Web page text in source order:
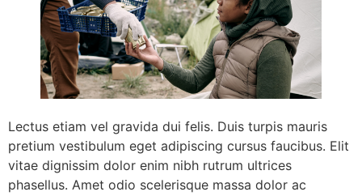
Lectus etiam vel gravida dui felis. Duis turpis mauris
pretium vestibulum eget adipiscing cursus faucibus. Elit
vitae dignissim dolor enim nibh rutrum ultrices
phasellus. Amet odio scelerisque massa dolor ac